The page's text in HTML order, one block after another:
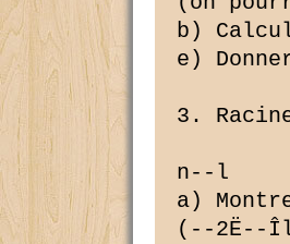
b)
e)
3.
n--l
a)
(--